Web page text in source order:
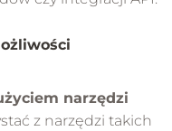
narzędzi
z narzędzi takich